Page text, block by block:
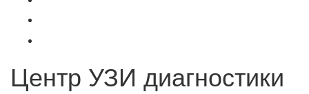
Центр УЗИ диагностики